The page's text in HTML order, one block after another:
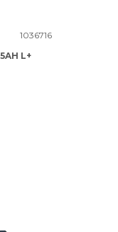
1036716
L+